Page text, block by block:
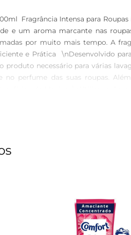
Fragrância Intensa para
e um aroma marcante nas
por muito mais tempo. A
e Prática  \nDesenvolvido
produto necessário para várias
perfume das suas roupas.
das roupas. Isso é
um momento de cuidado e carinho